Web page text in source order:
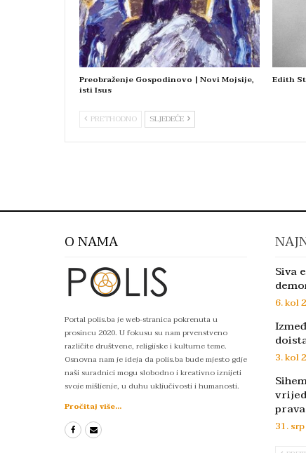
Preobraženje Gospodinovo | Novi Mojsije,
isti Isus
Edith
PRETHODNO SLJEDEĆE
O NAMA
Portal polis.ba je web-stranica pokrenuta u
prosincu 2020. U fokusu su nam prvenstveno
različite društvene, religijske i kulturne teme.
Osnovna nam je ideja da polis.ba bude mjesto gdje
naši suradnici mogu slobodno i kreativno iznijeti
svoje mišljenje, u duhu uključivosti i humanosti.
Pročitaj više...
Siva
6. kol
3. kol
31.